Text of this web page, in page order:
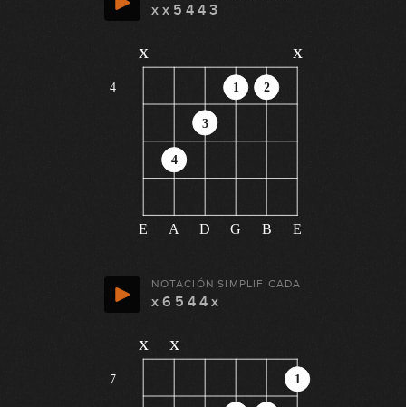
x x 5 4 4 3
4
E A D G B E
x
4
3
1 2
x
NOTACIÓN SIMPLIFICADA
x 6 5 4 4 x
7
x x
1